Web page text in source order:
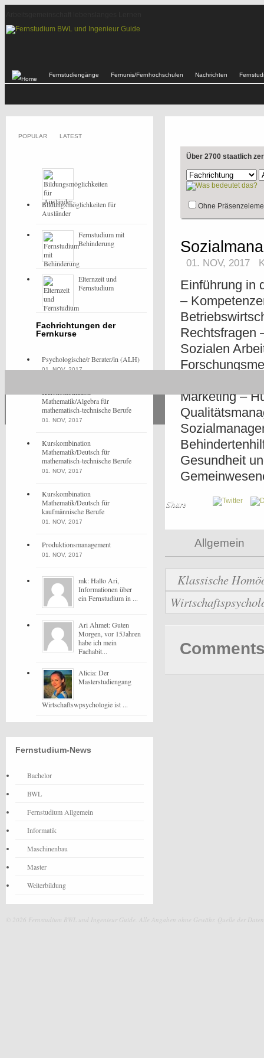
Fernstudiengänge Fernunis/Fernhochschulen Nachrichten
Über 2700 staatlich
Ohne
01. NOV, 2017
Einführung in
–
Rechtsfragen
Sozialen
Marketing –
Gesundheit
Share
Allgemein
Klassische
POPULAR LATEST
Bildungsmöglichkeiten für
Ausländer
Fernstudium mit
Behinderung
Elternzeit und
Fernstudium
Fachrichtungen der
Fernkurse
Psychologische/r Berater/in (ALH)
01. NOV, 2017
Kurskombination
Mathematik/Algebra für
mathematisch-technische Berufe
01. NOV, 2017
Kurskombination
Mathematik/Deutsch für
mathematisch-technische Berufe
01. NOV, 2017
Kurskombination
Mathematik/Deutsch für
kaufmännische Berufe
01. NOV, 2017
Produktionsmanagement
01. NOV, 2017
mk: Hallo Ari,
Informationen über
ein Fernstudium in ...
Ari Ahmet: Guten
Morgen, vor 15Jahren
habe ich mein
Fachabit...
Alicia: Der
Masterstudiengang
Wirtschaftswpsychologie ist ...
Fernstudium-News
Bachelor
BWL
Fernstudium Allgemein
Informatik
Maschinenbau
Master
Weiterbildung
© 2026 Fernstudium BWL und Ingenieur Guide. Alle Angaben ohne Gewähr. Quelle der